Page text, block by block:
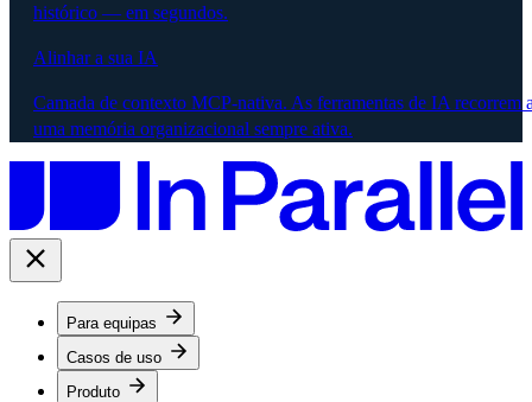
histórico — em segundos.
Alinhar a sua IA
Camada de contexto MCP-nativa. As ferramentas de IA recorrem
uma memória organizacional sempre ativa.
Para equipas
Casos de uso
Produto